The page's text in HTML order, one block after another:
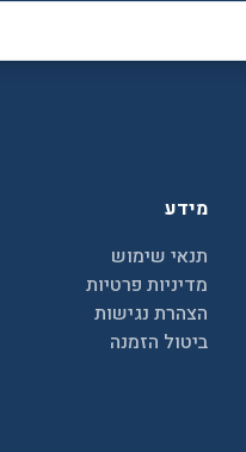
מידע
תנאי שימוש
מדיניות פרטיות
הצהרת נגישות
ביטול הזמנה